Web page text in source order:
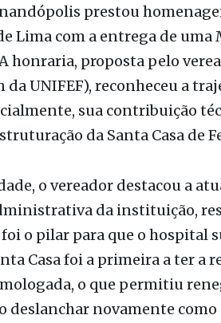
realizada na noite desta
prestou
Lima com a entrega de uma
honraria, proposta pelo
da UNIFEF), reconheceu a
da Santa Casa de
o vereador destacou a
da instituição,
o pilar para que o hospital
Casa foi a primeira a ter a